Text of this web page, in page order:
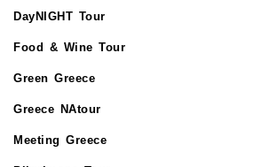
DayNIGHT Tour
Food & Wine Tour
Green Greece
Greece NAtour
Meeting Greece